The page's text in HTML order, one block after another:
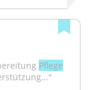
Pflege